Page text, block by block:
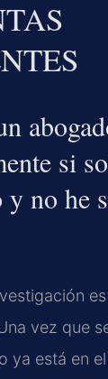
si
y no he
vez que
ya está en